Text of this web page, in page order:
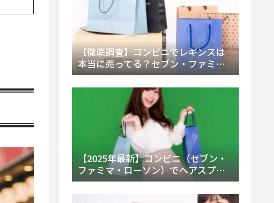
【徹底調査】コンビニでレギンスは
本当に売ってる？セブン・ファミ
マ・ローソンの取扱店舗とメーカ
ー・内容物を詳しく調べてみた！
【2025年最新】コンビニ（セブン・
ファミマ・ローソン）でヘアスプレ
ーは売ってる？販売場所と買える種